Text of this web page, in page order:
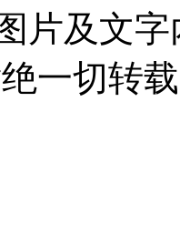
片及文
一切转载